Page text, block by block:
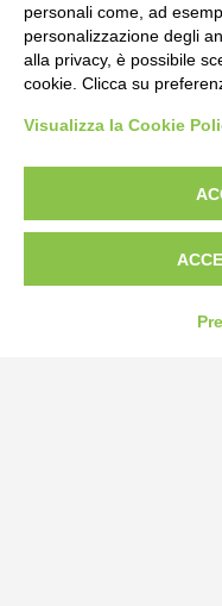
Strada Statale 231
Tel:0172-478161
personali come, ad
personalizzazione degli
alla privacy, è possibile
cookie. Clicca su
Visualizza la Cookie